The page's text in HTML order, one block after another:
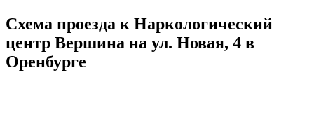
Схема проезда к Наркологический
центр Вершина на ул. Новая, 4 в
Оренбурге